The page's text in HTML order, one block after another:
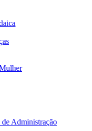
de Administração